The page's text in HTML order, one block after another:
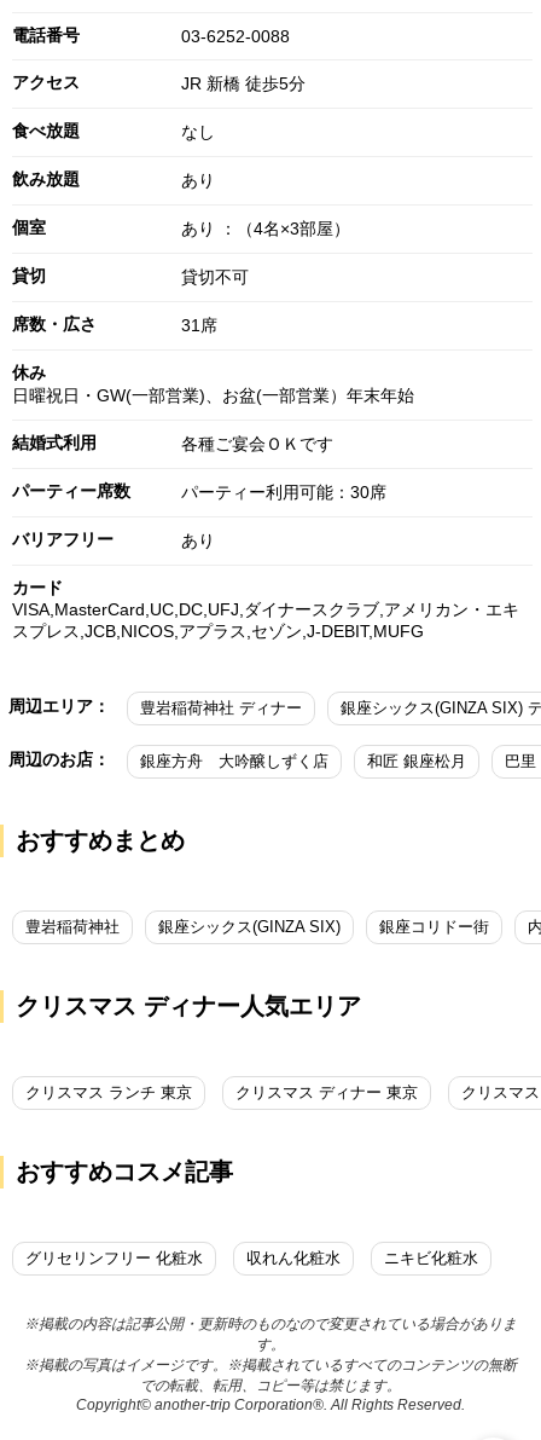
電話番号 03-6252-0088
アクセス JR 新橋 徒歩5分
食べ放題 なし
飲み放題 あり
個室 あり ：（4名×3部屋）
貸切 貸切不可
席数・広さ 31席
休み
日曜祝日・GW(一部営業)、お盆(一部営業）年末年始
結婚式利用 各種ご宴会ＯＫです
パーティー席数 パーティー利用可能：30席
バリアフリー あり
カード
VISA,MasterCard,UC,DC,UFJ,ダイナースクラブ,アメリカン・エキ
スプレス,JCB,NICOS,アプラス,セゾン,J-DEBIT,MUFG
周辺エリア： 豊岩稲荷神社 ディナー
周辺のお店： 銀座方舟 大吟醸しずく店 和匠 銀座松月 巴里
おすすめまとめ
豊岩稲荷神社 銀座シックス(GINZA SIX) 銀座コリドー街
クリスマス ディナー人気エリア
クリスマス ランチ 東京 クリスマス ディナー 東京 クリスマ
おすすめコスメ記事
グリセリンフリー 化粧水 収れん化粧水 ニキビ化粧水
※掲載の内容は記事公開・更新時のものなので変更されている場合がありま
す。
※掲載の写真はイメージです。※掲載されているすべてのコンテンツの無断
での転載、転用、コピー等は禁じます。
Copyright© another-trip Corporation®. All Rights Reserved.